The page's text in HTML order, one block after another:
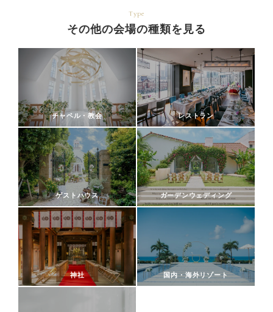
Type
その他の会場の種類を見る
チャペル・教会 レストラン
ゲストハウス ガーデンウェディング
神社 国内・海外リゾート